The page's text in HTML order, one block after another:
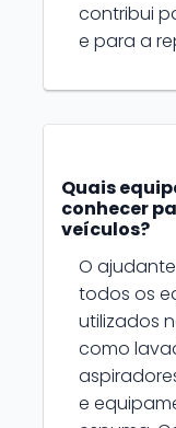
contribui
e para a
Quais
conhecer
veículos?
O
todos os
utilizados
como
e